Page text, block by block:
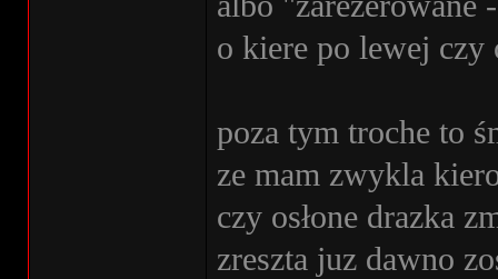
o kiere po lewej czy
poza tym troche to
ze mam zwykla
czy osłone drazka
zreszta juz dawno